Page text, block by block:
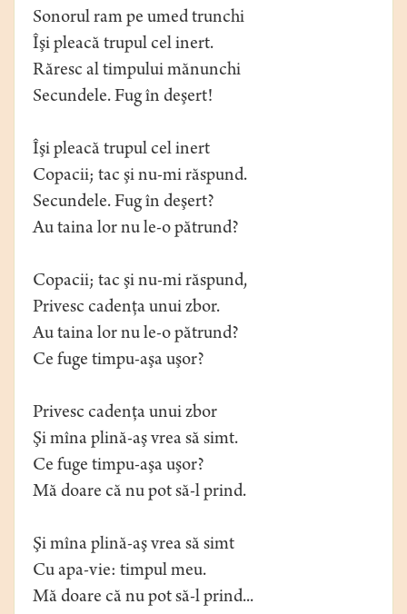
Sonorul ram pe umed trunchi
Îşi pleacă trupul cel inert.
Răresc al timpului mănunchi
Secundele. Fug în deşert!
Îşi pleacă trupul cel inert
Copacii; tac şi nu-mi răspund.
Secundele. Fug în deşert?
Au taina lor nu le-o pătrund?
Copacii; tac şi nu-mi răspund,
Privesc cadenţa unui zbor.
Au taina lor nu le-o pătrund?
Ce fuge timpu-aşa uşor?
Privesc cadenţa unui zbor
Şi mîna plină-aş vrea să simt.
Ce fuge timpu-aşa uşor?
Mă doare că nu pot să-l prind.
Şi mîna plină-aş vrea să simt
Cu apa-vie: timpul meu.
Mă doare că nu pot să-l prind...